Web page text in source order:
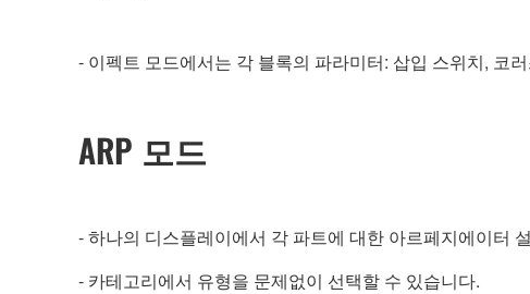
- 이펙트 모드에서는 각 블록의 파라미터: 삽입 스위치, 코
ARP 모드
- 하나의 디스플레이에서 각 파트에 대한 아르페지에이터
- 카테고리에서 유형을 문제없이 선택할 수 있습니다.